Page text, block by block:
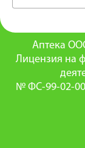
Аптека
Лицензия на
№ ФС-99-02-